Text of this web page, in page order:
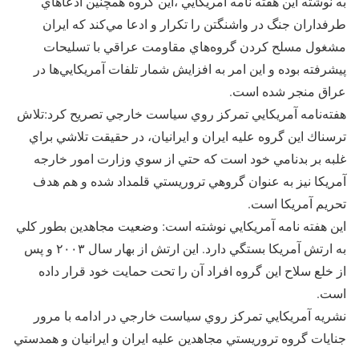
طرفداران جنگ در واشنگتن را تكرار و ادعا مي‌كند كه ايران
مشغول مسلح كردن گروه‌هاي مقاومت عراقي با تسليحات
پيشرفته بوده و اين امر به افزايش شمار تلفات آمريكايي‌ها در
عراق منجر شده است.
هفته‌نامه آمريكايي تمركز روي سياست خارجي تصريح كرد:تلاش
ترسناك اين گروه عليه ايران و ايرانيان، در حقيقت تلاشي براي
غلبه بر بدنامي خود است كه حتي از سوي وزارت امور خارجه
آمريكا نيز به عنوان گروهي تروريستي قلمداد شده و هم هدف
تحريم آمريكا است.
اين هفته نامه آمريكايي نوشته است: وضعيت مجاهدین بطور كلي
به ارتش آمريكا بستگي دارد. اين ارتش از بهار سال ‪ ۲۰۰۳‬و پس
از خلع سلاح اين گروه افراد آن را تحت حمايت خود قرار داده
است.
نشريه آمريكايي تمركز روي سياست خارجي در ادامه با مرور
جنايات گروه تروريستي مجاهدین عليه ايران و ايرانيان و همدستي